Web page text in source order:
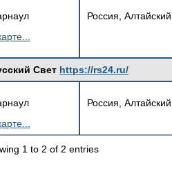
Россия,
Свет https://rs24.ru/
Россия,
1 to 2 of 2 entries